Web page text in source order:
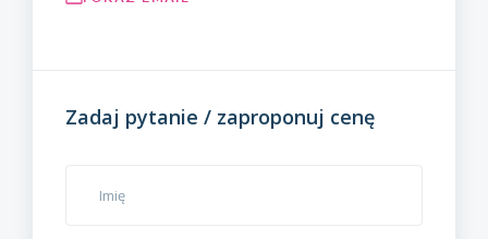
Zadaj pytanie / zaproponuj cenę